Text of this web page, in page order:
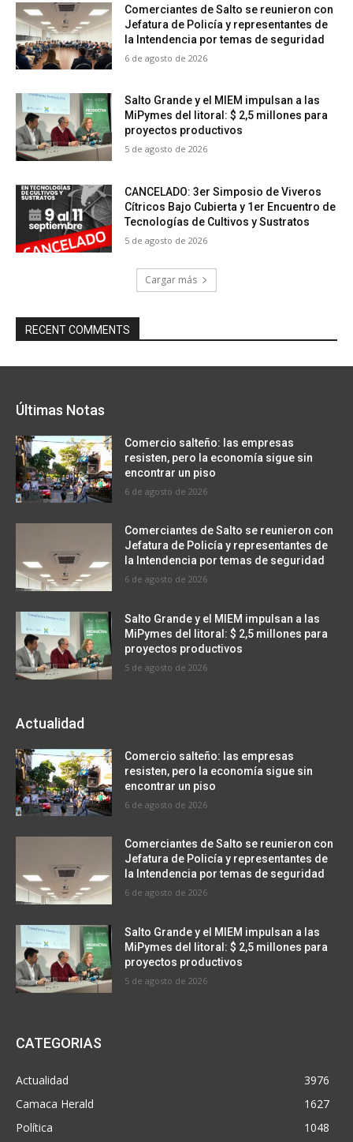
Comerciantes de Salto se reunieron con
Jefatura de Policía y representantes de
la Intendencia por temas de seguridad
6 de agosto de 2026
Salto Grande y el MIEM impulsan a las
MiPymes del litoral: $ 2,5 millones para
proyectos productivos
5 de agosto de 2026
CANCELADO: 3er Simposio de Viveros
Cítricos Bajo Cubierta y 1er Encuentro de
Tecnologías de Cultivos y Sustratos
5 de agosto de 2026
Cargar más
RECENT COMMENTS
Últimas Notas
Comercio salteño: las empresas
resisten, pero la economía sigue sin
encontrar un piso
6 de agosto de 2026
Comerciantes de Salto se reunieron con
Jefatura de Policía y representantes de
la Intendencia por temas de seguridad
6 de agosto de 2026
Salto Grande y el MIEM impulsan a las
MiPymes del litoral: $ 2,5 millones para
proyectos productivos
5 de agosto de 2026
Actualidad
Comercio salteño: las empresas
resisten, pero la economía sigue sin
encontrar un piso
6 de agosto de 2026
Comerciantes de Salto se reunieron con
Jefatura de Policía y representantes de
la Intendencia por temas de seguridad
6 de agosto de 2026
Salto Grande y el MIEM impulsan a las
MiPymes del litoral: $ 2,5 millones para
proyectos productivos
5 de agosto de 2026
CATEGORIAS
Actualidad
3976
Camaca Herald
1627
Política
1048